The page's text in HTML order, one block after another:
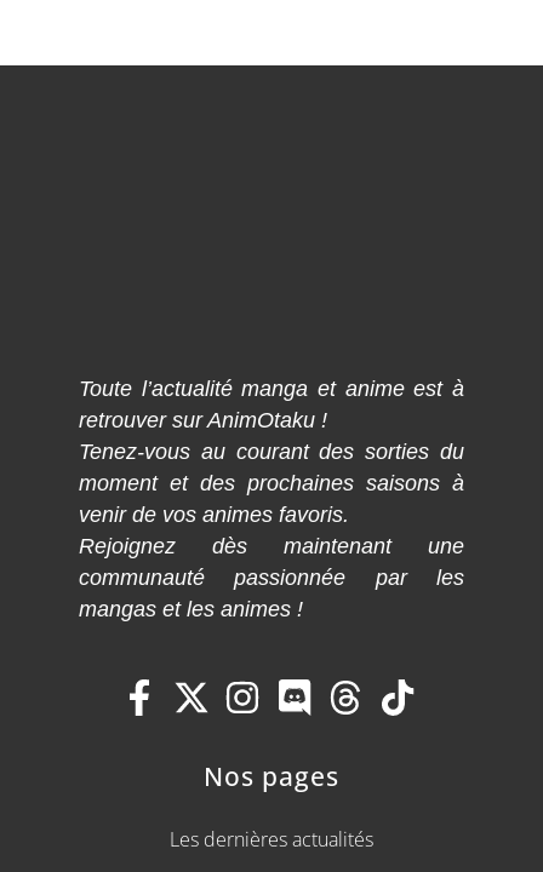
Toute l’actualité manga et anime est à
retrouver sur AnimOtaku !
Tenez-vous au courant des sorties du
moment et des prochaines saisons à
venir de vos animes favoris.
Rejoignez dès maintenant une
communauté passionnée par les
mangas et les animes !
Nos pages
Les dernières actualités